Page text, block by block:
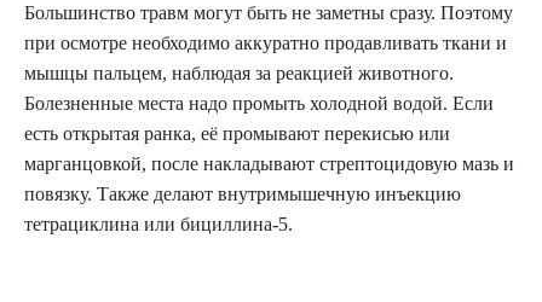
Большинство травм могут быть не заметны сразу. Поэтому
при осмотре необходимо аккуратно продавливать ткани и
мышцы пальцем, наблюдая за реакцией животного.
Болезненные места надо промыть холодной водой. Если
есть открытая ранка, её промывают перекисью или
марганцовкой, после накладывают стрептоцидовую мазь и
повязку. Также делают внутримышечную инъекцию
тетрациклина или бициллина-5.